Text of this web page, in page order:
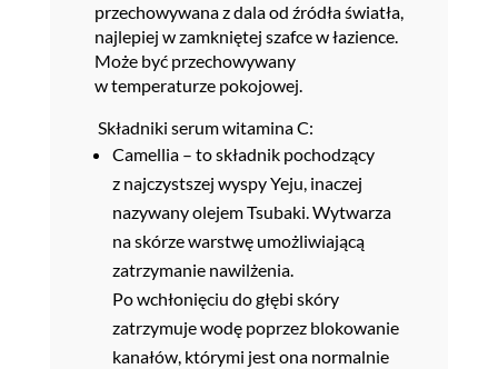
przechowywana z dala od źródła światła,
najlepiej w zamkniętej szafce w łazience.
Może być przechowywany
w temperaturze pokojowej.
Składniki serum witamina C:
Camellia – to składnik pochodzący
z najczystszej wyspy Yeju, inaczej
nazywany olejem Tsubaki. Wytwarza
na skórze warstwę umożliwiającą
zatrzymanie nawilżenia.
Po wchłonięciu do głębi skóry
zatrzymuje wodę poprzez blokowanie
kanałów, którymi jest ona normalnie